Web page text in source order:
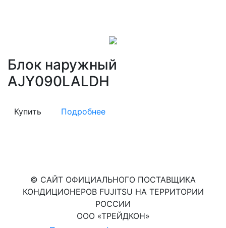
Блок наружный
AJY090LALDH
Купить Подробнее
© САЙТ ОФИЦИАЛЬНОГО ПОСТАВЩИКА
КОНДИЦИОНЕРОВ FUJITSU НА ТЕРРИТОРИИ
РОССИИ
ООО «ТРЕЙДКОН»